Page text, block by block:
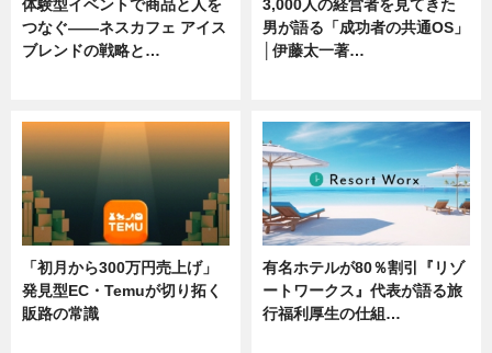
体験型イベントで商品と人を
つなぐ――ネスカフェ アイス
ブレンドの戦略と…
3,000人の経営者を見てきた
男が語る「成功者の共通OS」
│伊藤太一著…
「初月から300万円売上げ」
発見型EC・Temuが切り拓く
販路の常識
有名ホテルが80％割引『リゾ
ートワークス』代表が語る旅
行福利厚生の仕組…